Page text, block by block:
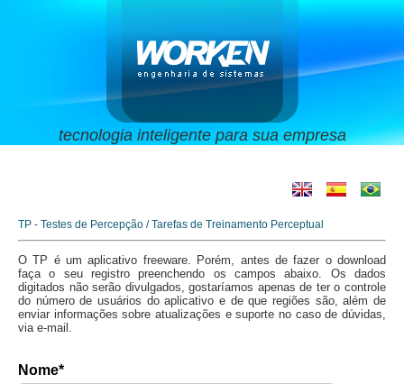
tecnologia inteligente para sua empresa
TP - Testes de Percepção / Tarefas de Treinamento Perceptual
O TP é um aplicativo freeware. Porém, antes de fazer o download
faça o seu registro preenchendo os campos abaixo. Os dados
digitados não serão divulgados, gostaríamos apenas de ter o controle
do número de usuários do aplicativo e de que regiões são, além de
enviar informações sobre atualizações e suporte no caso de dúvidas,
via e-mail.
Nome*